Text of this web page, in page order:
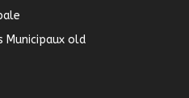
Municipaux old